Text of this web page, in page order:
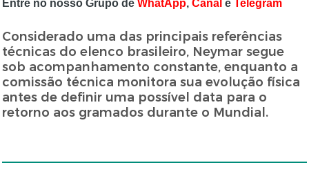
Entre no nosso Grupo deWhatApp,Canal eTelegram
Considerado uma das principais referências
técnicas do elenco brasileiro, Neymar segue
sob acompanhamento constante, enquanto a
comissão técnica monitora sua evolução física
antes de definir uma possível data para o
retorno aos gramados durante o Mundial.